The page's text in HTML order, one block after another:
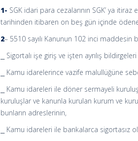
1- SGK idari para cezalarının SGK’ ya
tarihinden itibaren on beş gün içinde
2– 5510 sayılı Kanunun 102 inci maddesin
⎯ Sigortalı işe giriş ve işten ayrılış
⎯ Kamu idarelerince vazife malullüğüne
⎯ Kamu idareleri ile döner sermayeli
kuruluşlar ve kanunla kurulan kurum ve
bunların adreslerinin,
⎯ Kamu idareleri ile bankalarca sigortasız